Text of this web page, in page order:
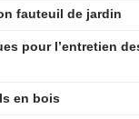
fauteuil de jardin
pour l’entretien
en bois